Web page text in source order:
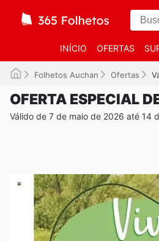
INÍCIO OFERTAS
Folhetos Auchan Ofertas
OFERTA ESPECIAL
Válido de 7 de maio de 2026 até 14